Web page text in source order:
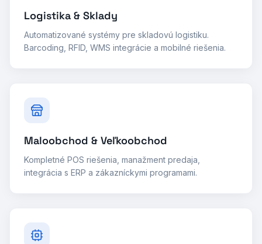
Logistika & Sklady
Automatizované systémy pre skladovú logistiku.
Barcoding, RFID, WMS integrácie a mobilné riešenia.
Maloobchod & Veľkoobchod
Kompletné POS riešenia, manažment predaja,
integrácia s ERP a zákazníckymi programami.